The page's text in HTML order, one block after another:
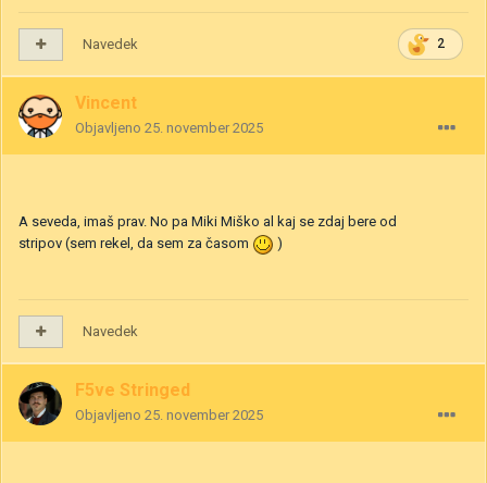
2
Navedek
Vincent
Objavljeno 25. november 2025
A seveda, imaš prav. No pa Miki Miško al kaj se zdaj bere od
stripov (sem rekel, da sem za časom
)
Navedek
F5ve Stringed
Objavljeno 25. november 2025